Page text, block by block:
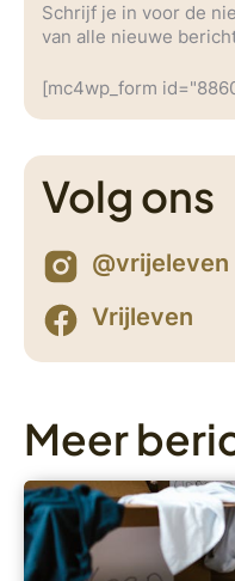
Schrijf je in voor de
van alle nieuwe
[mc4wp_form
Volg ons
@vrijeleven
Vrijleven
Meer